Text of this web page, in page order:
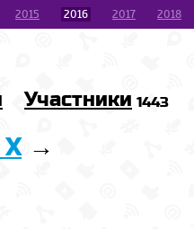
2015 2016 2017 2018
Участники 1443
→